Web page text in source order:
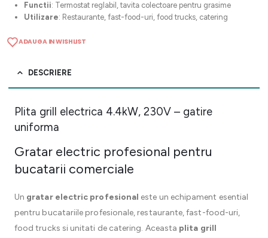
Functii: Termostat reglabil, tavita colectoare pentru grasime
Utilizare: Restaurante, fast-food-uri, food trucks, catering
ADAUGA IN WISHLIST
DESCRIERE
Plita grill electrica 4.4kW, 230V – gatire
uniforma
Gratar electric profesional pentru
bucatarii comerciale
Un gratar electric profesional este un echipament esential
pentru bucatariile profesionale, restaurante, fast-food-uri,
food trucks si unitati de catering. Aceasta plita grill